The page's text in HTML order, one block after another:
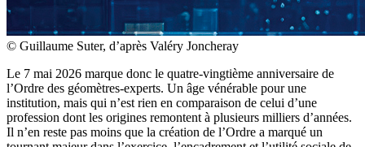
© Guillaume Suter, d’après Valéry Joncheray
Le 7 mai 2026 marque donc le quatre-vingtième anniversaire de
l’Ordre des géomètres-experts. Un âge vénérable pour une
institution, mais qui n’est rien en comparaison de celui d’une
profession dont les origines remontent à plusieurs milliers d’années.
Il n’en reste pas moins que la création de l’Ordre a marqué un